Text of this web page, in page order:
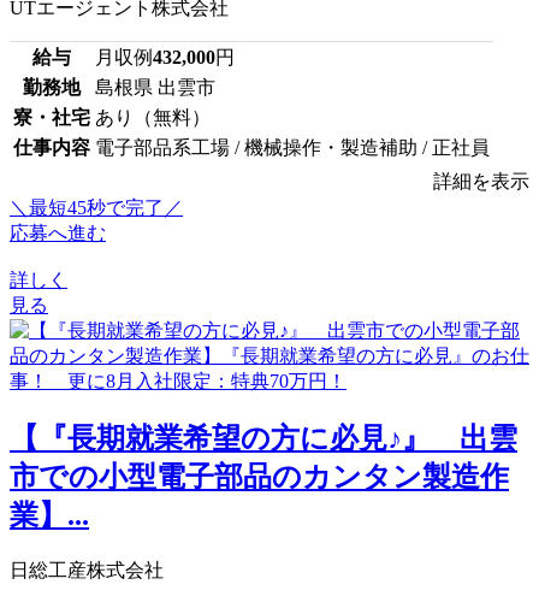
UTエージェント株式会社
給与 月収例432,000円
勤務地
島根県 出雲市
寮・社宅 あり（無料）
仕事内容 電子部品系工場 / 機械操作・製造補助 / 正社員
詳細を表示
＼最短45秒で完了／
応募へ進む
詳しく
見る
【『長期就業希望の方に必見♪』 出雲
市での小型電子部品のカンタン製造作
業】...
日総工産株式会社